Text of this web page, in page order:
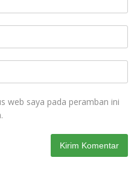
web saya pada peramban ini